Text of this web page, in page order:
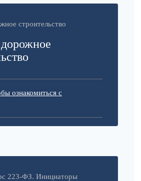
строительство
ознакомиться с
223-ФЗ. Инициаторы